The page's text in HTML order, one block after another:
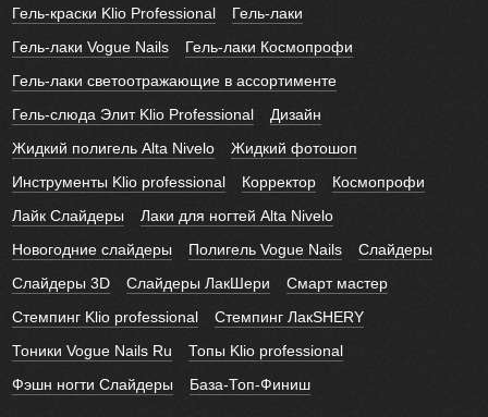
Гель-краски Klio Professional
Гель-лаки
Гель-лаки Vogue Nails
Гель-лаки Космопрофи
Гель-лаки светоотражающие в ассортименте
Гель-слюда Элит Klio Professional
Дизайн
Жидкий полигель Alta Nivelo
Жидкий фотошоп
Инструменты Klio professional
Корректор
Космопрофи
Лайк Слайдеры
Лаки для ногтей Alta Nivelo
Новогодние слайдеры
Полигель Vogue Nails
Слайдеры
Слайдеры 3D
Слайдеры ЛакШери
Смарт мастер
Стемпинг Klio professional
Стемпинг ЛакSHERY
Тоники Vogue Nails Ru
Топы Klio professional
Фэшн ногти Слайдеры
База-Топ-Финиш